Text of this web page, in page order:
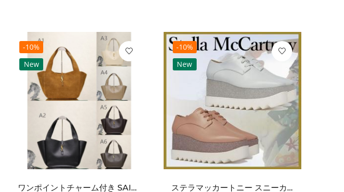
-10%
New
ワンポイントチャーム付き SAINT LAURENT サンローラン コピー バッグ シンプルラグ...
-10%
New
ステラマッカートニー スニーカー 偽物エリスグリッタープラットフォーム810038KP02717...